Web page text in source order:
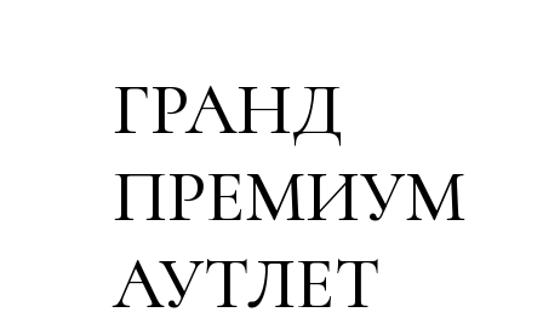
ГРАНД
ПРЕМИУМ
АУТЛЕТ